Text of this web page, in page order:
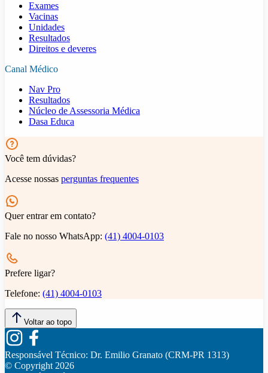
Exames
Vacinas
Unidades
Resultados
Direitos e deveres
Canal Médico
Nav Pro
Resultados
Núcleo de Assessoria Médica
Dasa Educa
Você tem dúvidas?
Acesse nossas perguntas frequentes
Quer entrar em contato?
Fale no nosso WhatsApp: (41) 4004-0103
Prefere ligar?
Telefone: (41) 4004-0103
Voltar ao topo
Responsável Técnico: Dr. Emilio Granato (CRM-PR 1313)
© Copyright2026